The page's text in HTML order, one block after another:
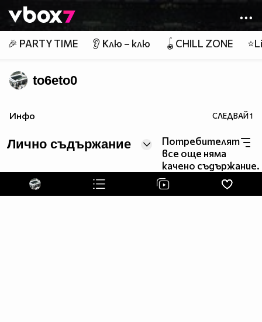
👾
🎉 PARTY TIME 👂 Клю – клю 🪀CHILL ZONE
to6eto0
Инфо СЛЕДВАЙ1
Лично съдържание
Потребителят
все още няма
качено съдържание.